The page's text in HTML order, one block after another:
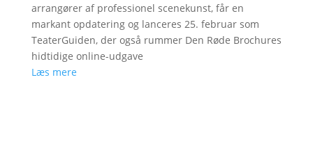
arrangører af professionel scenekunst, får en
markant opdatering og lanceres 25. februar som
TeaterGuiden, der også rummer Den Røde Brochures
hidtidige online-udgave
Læs mere